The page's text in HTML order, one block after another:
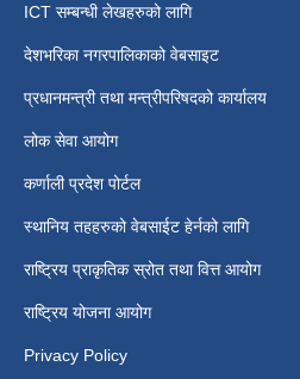
ICT सम्बन्धी लेखहरुको लागि
देशभरिका नगरपालिकाको वेबसाइट
प्रधानमन्त्री तथा मन्त्रीपरिषदको कार्यालय
लोक सेवा आयोग
कर्णाली प्रदेश पोर्टल
स्थानिय तहहरुको वेबसाईट हेर्नको लागि
राष्ट्रिय प्राकृतिक स्रोत तथा वित्त आयोग
राष्ट्रिय योजना आयोग
Privacy Policy